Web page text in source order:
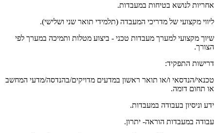
אחריות לנושא בטיחות במעבדות.
ליווי מקצועי של מדריכי המעבדה (תלמידי תואר שני ושלישי).
שיוך מקצועי למערך מעבדות טכני - ביצוע מטלות ותמיכה במערך לפי
הצורך.
דרישות התפקיד:
טכנאי/הנדסאי ו/או תואר ראשון במדעים מדויקים/בהנדסה/מדעי המחשב
או תחום דומה.
ידע וניסיון בעבודה במעבדות.
עבודה במעבדות הוראה- יתרון.